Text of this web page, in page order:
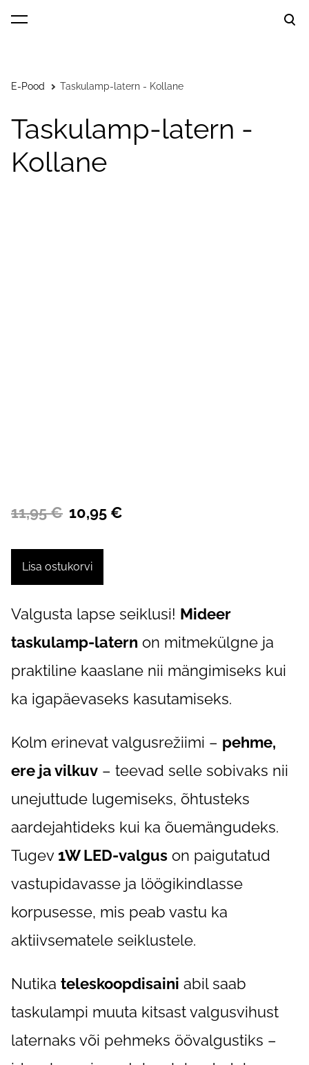
lisati ostukorvi.
E-Pood Taskulamp-latern - Kollane
Taskulamp-latern -
Kollane
11,95 € 10,95 €
Lisa ostukorvi
Valgusta lapse seiklusi! Mideer
taskulamp-latern on mitmekülgne ja
praktiline kaaslane nii mängimiseks kui
ka igapäevaseks kasutamiseks.
Kolm erinevat valgusrežiimi – pehme,
ere ja vilkuv – teevad selle sobivaks nii
unejuttude lugemiseks, õhtusteks
aardejahtideks kui ka õuemängudeks.
Tugev 1W LED-valgus on paigutatud
vastupidavasse ja löögikindlasse
korpusesse, mis peab vastu ka
aktiivsematele seiklustele.
Nutika teleskoopdisaini abil saab
taskulampi muuta kitsast valgusvihust
laternaks või pehmeks öövalgustiks –